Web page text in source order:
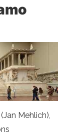
Mehlich),